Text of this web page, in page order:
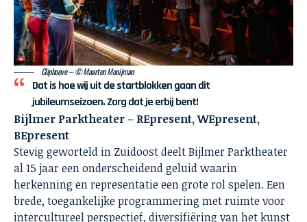
Gliphoeve – © Maarten Mooijman
Dat is hoe wij uit de startblokken gaan dit
jubileumseizoen. Zorg dat je erbij bent!
Bijlmer Parktheater – REpresent, WEpresent,
BEpresent
Stevig geworteld in Zuidoost deelt Bijlmer Parktheater
al 15 jaar een onderscheidend geluid waarin
herkenning en representatie een grote rol spelen. Een
brede, toegankelijke programmering met ruimte voor
intercultureel perspectief, diversifiëring van het kunst